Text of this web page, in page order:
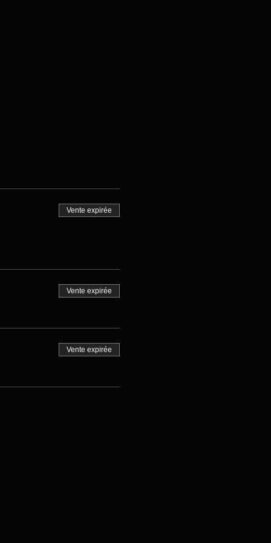
Vente expirée
Vente expirée
Vente expirée